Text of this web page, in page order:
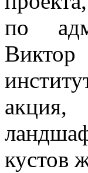
по
кустов